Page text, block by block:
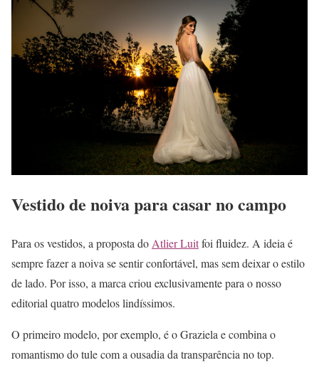
Vestido de noiva para casar no campo
Para os vestidos, a proposta do Atlier Luitfoi fluidez. A ideia é
sempre fazer a noiva se sentir confortável, mas sem deixar o estilo
de lado. Por isso, a marca criou exclusivamente para o nosso
editorial quatro modelos lindíssimos.
O primeiro modelo, por exemplo, é o Graziela e combina o
romantismo do tule com a ousadia da transparência no top.